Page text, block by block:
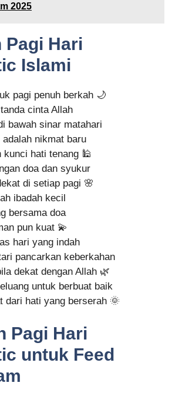
2025
Pagi Hari
Islami
pagi penuh berkah 🌙
cinta Allah
bawah sinar matahari
adalah nikmat baru
kunci hati tenang 🕌
doa dan syukur
di setiap pagi 🌸
ibadah kecil
bersama doa
pun kuat 💫
hari yang indah
pancarkan keberkahan
dekat dengan Allah 🌿
untuk berbuat baik
dari hati yang berserah 🌞
Pagi Hari
untuk Feed